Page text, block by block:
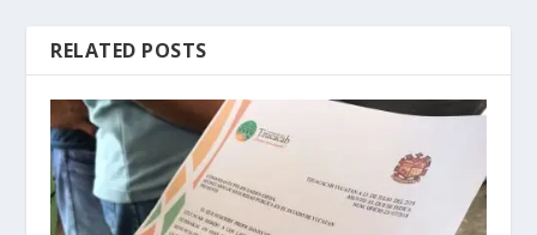
RELATED POSTS